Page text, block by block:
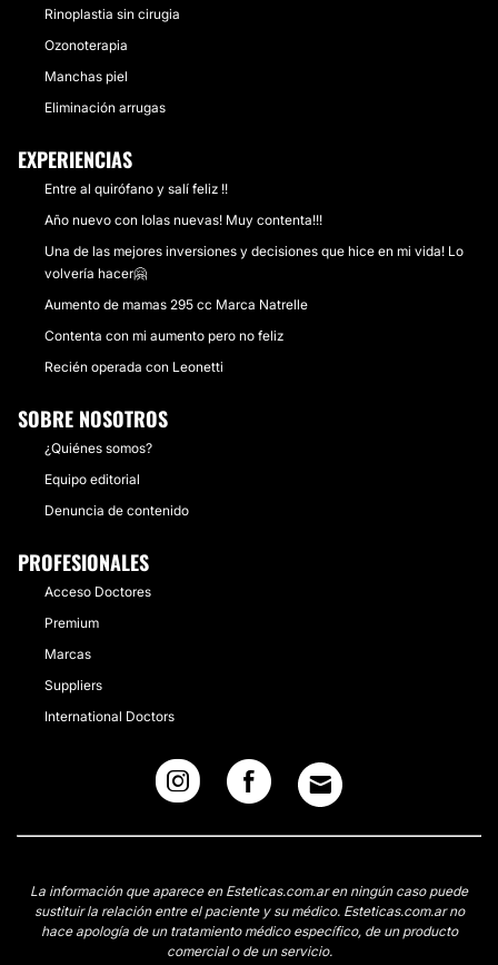
Rinoplastia sin cirugia
Ozonoterapia
Manchas piel
Eliminación arrugas
EXPERIENCIAS
Entre al quirófano y salí feliz !!
Año nuevo con lolas nuevas! Muy contenta!!!
Una de las mejores inversiones y decisiones que hice en mi vida! Lo
volvería hacer🤗
Aumento de mamas 295 cc Marca Natrelle
Contenta con mi aumento pero no feliz
Recién operada con Leonetti
SOBRE NOSOTROS
¿Quiénes somos?
Equipo editorial
Denuncia de contenido
PROFESIONALES
Acceso Doctores
Premium
Marcas
Suppliers
International Doctors
La información que aparece en Esteticas.com.ar en ningún caso puede
sustituir la relación entre el paciente y su médico. Esteticas.com.ar no
hace apología de un tratamiento médico específico, de un producto
comercial o de un servicio.